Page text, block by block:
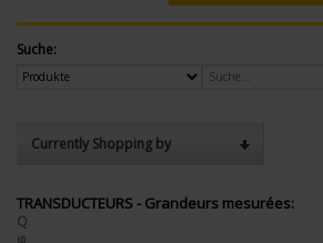
Suche:
Currently Shopping by
TRANSDUCTEURS - Grandeurs mesurées:
Q
φ